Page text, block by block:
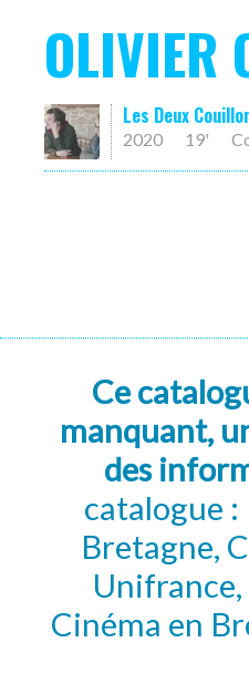
OLIVIER
Les Deux
2020 19'
Ce
manquant,
des
catalogue
Bretagne,
Cinéma en